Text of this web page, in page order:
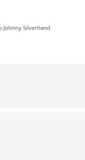
Johnny Silverhand